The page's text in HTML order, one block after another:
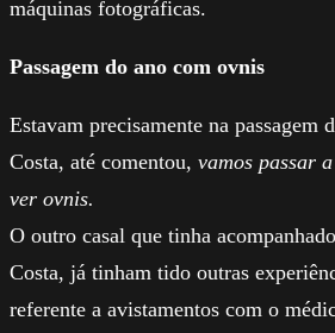
máquinas fotográficas.
Passagem do ano com ovnis
Estavam precisamente na passagem
Costa, até comentou, vamos passar
ver ovnis.
O outro casal que tinha
Costa, já tinham tido outras
referente a avistamentos com o